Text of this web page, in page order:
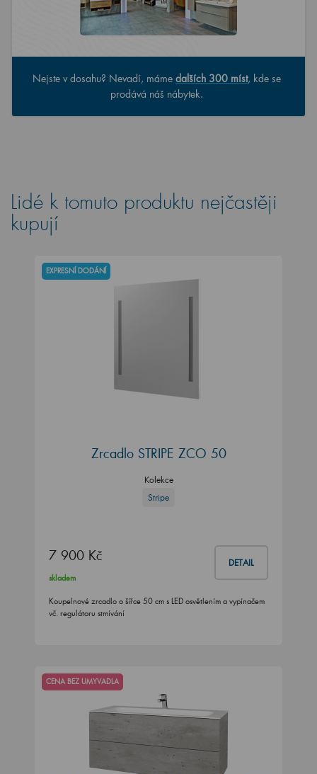
Nejste v dosahu? Nevadí, máme dalších 300 míst, kde se
prodává náš nábytek.
Lidé k tomuto produktu nejčastěji
kupují
EXPRESNÍ DODÁNÍ
Zrcadlo STRIPE ZCO 50
Kolekce
Stripe
7 900 Kč DETAIL
skladem
Koupelnové zrcadlo o šířce 50 cm s LED osvětlením a vypínačem
vč. regulátoru stmívání
CENA BEZ UMYVADLA